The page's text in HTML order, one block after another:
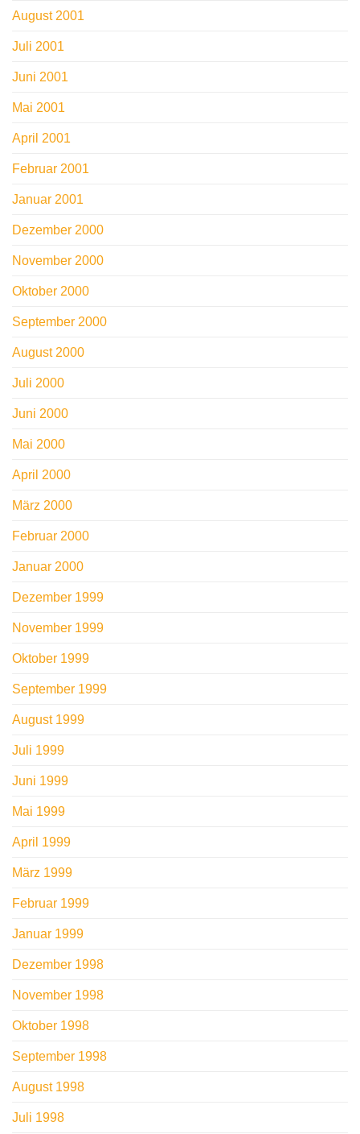
August 2001
Juli 2001
Juni 2001
Mai 2001
April 2001
Februar 2001
Januar 2001
Dezember 2000
November 2000
Oktober 2000
September 2000
August 2000
Juli 2000
Juni 2000
Mai 2000
April 2000
März 2000
Februar 2000
Januar 2000
Dezember 1999
November 1999
Oktober 1999
September 1999
August 1999
Juli 1999
Juni 1999
Mai 1999
April 1999
März 1999
Februar 1999
Januar 1999
Dezember 1998
November 1998
Oktober 1998
September 1998
August 1998
Juli 1998